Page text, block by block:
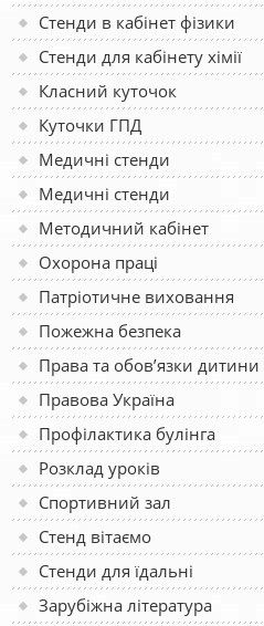
Стенди в кабінет фізики
Стенди для кабінету хімії
Класний куточок
Куточки ГПД
Медичні стенди
Медичні стенди
Методичний кабінет
Охорона праці
Патріотичне виховання
Пожежна безпека
Права та обов’язки дитини
Правова Україна
Профілактика булінга
Розклад уроків
Спортивний зал
Стенд вітаємо
Стенди для їдальні
Зарубіжна література